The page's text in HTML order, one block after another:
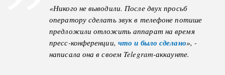
«Никого не выводили. После двух просьб
оператору сделать звук в телефоне потише
предложили отложить аппарат на время
пресс-конференции, что и было сделано», -
написала она в своем Telegram-аккаунте.